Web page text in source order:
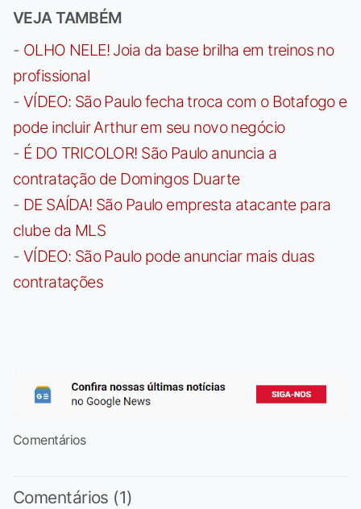
VEJA TAMBÉM
- OLHO NELE! Joia da base brilha em treinos no
profissional
- VÍDEO: São Paulo fecha troca com o Botafogo e
pode incluir Arthur em seu novo negócio
- É DO TRICOLOR! São Paulo anuncia a
contratação de Domingos Duarte
- DE SAÍDA! São Paulo empresta atacante para
clube da MLS
- VÍDEO: São Paulo pode anunciar mais duas
contratações
Comentários
Comentários (1)